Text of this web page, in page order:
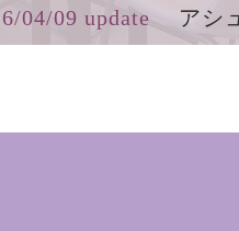
04/09 update アシ